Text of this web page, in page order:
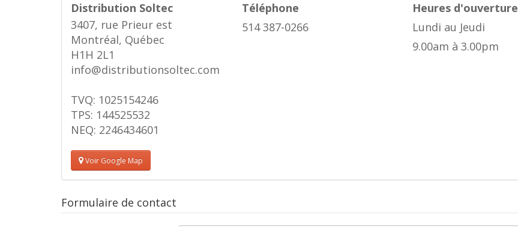
Distribution Soltec
3407, rue Prieur est
Montréal, Québec
H1H 2L1
info@distributionsoltec.com
TVQ: 1025154246
TPS: 144525532
NEQ: 2246434601
Voir Google Map
Téléphone
514 387-0266
Heures d'ouverture
Lundi au Jeudi
9.00am à 3.00pm
Formulaire de contact